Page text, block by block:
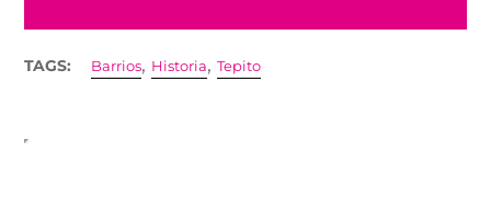
TAGS: Barrios, Historia,Tepito